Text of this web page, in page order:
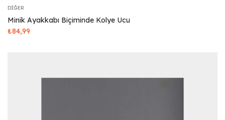
DIĞER
Minik Ayakkabı Biçiminde Kolye Ucu
₺84,99